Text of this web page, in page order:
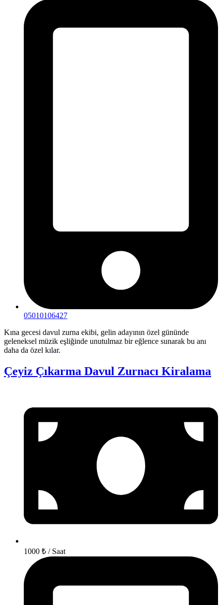
05010106427
Kına gecesi davul zurna ekibi, gelin adayının özel gününde
geleneksel müzik eşliğinde unutulmaz bir eğlence sunarak bu anı
daha da özel kılar.
Çeyiz Çıkarma Davul Zurnacı Kiralama
1000 ₺ / Saat